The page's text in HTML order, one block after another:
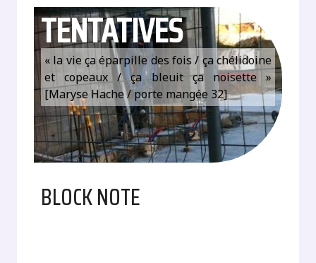
TENTATIVES
« la vie ça éparpille des fois / ça chélidoine
et copeaux / ça bleuit ça noisette »
[Maryse Hache / porte mangée 32]
BLOCK NOTE